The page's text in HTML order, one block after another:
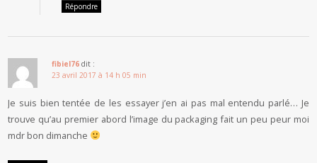
Répondre
fibiel76 dit :
23 avril 2017 à 14 h 05 min
Je suis bien tentée de les essayer j’en ai pas mal entendu parlé… Je
trouve qu’au premier abord l’image du packaging fait un peu peur moi
mdr bon dimanche